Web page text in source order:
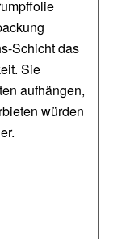
Schicht das
Sie
aufhängen,
würden